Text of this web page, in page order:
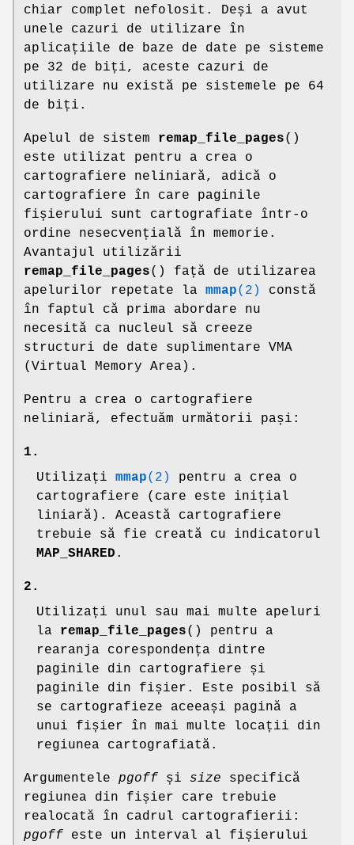
chiar complet nefolosit. Deși a avut
unele cazuri de utilizare în
aplicațiile de baze de date pe sisteme
pe 32 de biți, aceste cazuri de
utilizare nu există pe sistemele pe 64
de biți.
Apelul de sistem remap_file_pages()
este utilizat pentru a crea o
cartografiere neliniară, adică o
cartografiere în care paginile
fișierului sunt cartografiate într-o
ordine nesecvențială în memorie.
Avantajul utilizării
remap_file_pages() față de utilizarea
apelurilor repetate la mmap(2)
constă
în faptul că prima abordare nu
necesită ca nucleul să creeze
structuri de date suplimentare VMA
(Virtual Memory Area).
Pentru a crea o cartografiere
neliniară, efectuăm următorii pași:
1.
Utilizați mmap(2)
pentru a crea o
cartografiere (care este inițial
liniară). Această cartografiere
trebuie să fie creată cu indicatorul
MAP_SHARED .
2.
Utilizați unul sau mai multe apeluri
la remap_file_pages() pentru a
rearanja corespondența dintre
paginile din cartografiere și
paginile din fișier. Este posibil să
se cartografieze aceeași pagină a
unui fișier în mai multe locații din
regiunea cartografiată.
Argumentele pgoff și size specifică
regiunea din fișier care trebuie
realocată în cadrul cartografierii:
pgoff este un interval al fișierului